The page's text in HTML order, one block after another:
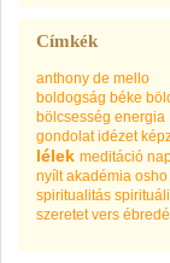
Címkék
anthony de mello
boldogság béke
bölcsesség energia
gondolat idézet
lélek meditáció
nyílt akadémia osho
spiritualitás
szeretet vers